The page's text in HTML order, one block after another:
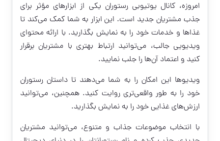
امروزه، کانال یوتیوبی رستوران یکی از ابزارهای مؤثر برای
جذب مشتریان جدید است. این ابزار به شما کمک می‌کند تا
غذاها و خدمات خود را به نمایش بگذارید. با ارائه محتوای
ویدیویی جالب، می‌توانید ارتباط بهتری با مشتریان برقرار
کنید و اعتماد آن‌ها را جلب نمایید.
ویدیوها این امکان را به شما می‌دهند تا داستان رستوران
خود را به طور واقعی‌تری روایت کنید. همچنین، می‌توانید
ارزش‌های غذایی خود را به نمایش بگذارید.
با انتخاب موضوعات جذاب و متنوع، می‌توانید مشتریان